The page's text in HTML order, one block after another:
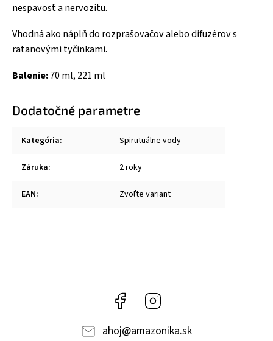
nespavosť a nervozitu.
Vhodná ako náplň do rozprašovačov alebo difuzérov s
ratanovými tyčinkami.
Balenie:70 ml, 221 ml
Dodatočné parametre
Kategória: Spirutuálne vody
Záruka: 2 roky
EAN: Zvoľte variant
Facebook
ahoj@amazonika.sk